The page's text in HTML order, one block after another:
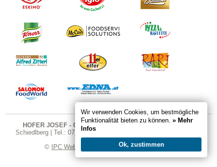
Wir verwenden Cookies, um bestmögliche
Funktionalität bieten zu können. » Mehr
Infos
Ok, zustimmen
HOFER JOSEF - GASTRO SHOP | Karndorfstraße 26 | 4521
Schiedlberg | Tel.: 07251 324 | Fax DW 20 | E-Mail:
shop.cc
© IPC Webdesign Impressum|Datenschutz